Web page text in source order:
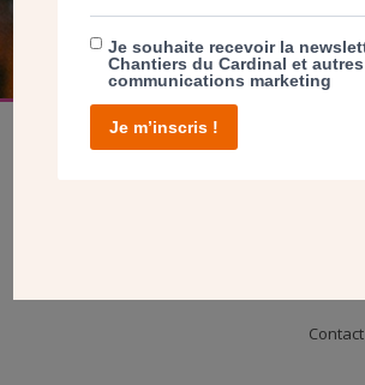
FAIRE UN DON
Contact
Je souhaite recevoir la
Chantiers du Cardinal et autres
communications marketing
Je m’inscris !